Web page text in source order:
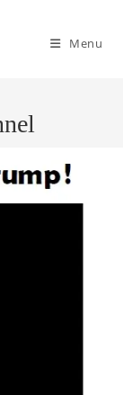
Menu